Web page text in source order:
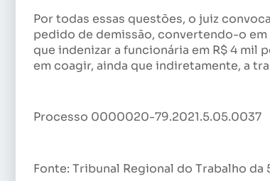
Por todas essas questões, o juiz
pedido de demissão, convertendo-o
que indenizar a funcionária em R$ 4 mil
em coagir, ainda que indiretamente, a
Processo 0000020-79.2021.5.05.0037
Fonte: Tribunal Regional do Trabalho da